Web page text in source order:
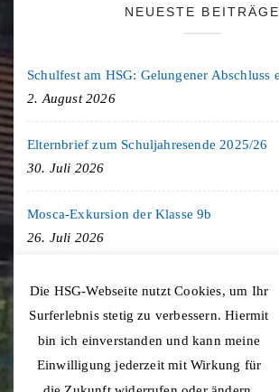
NEUESTE BEITRÄGE
2. August 2026
Elternbrief zum Schuljahresende 2025/26
30. Juli 2026
Mosca-Exkursion der Klasse 9b
26. Juli 2026
Freiburg-Exkursion des Geschichte LK
16. Juli 2026
Die HSG-Webseite nutzt Cookies, um Ihr
Surferlebnis stetig zu verbessern. Hiermit
bin ich einverstanden und kann meine
Einwilligung jederzeit mit Wirkung für